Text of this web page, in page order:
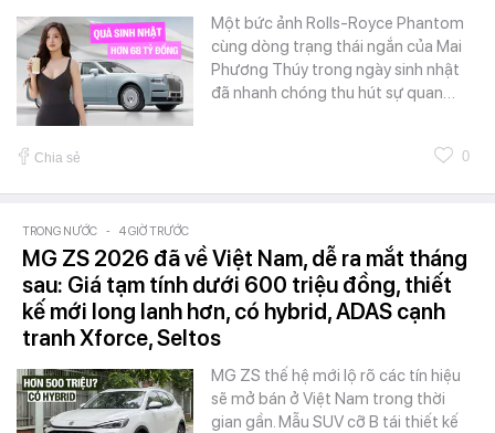
Một bức ảnh Rolls-Royce Phantom
cùng dòng trạng thái ngắn của Mai
Phương Thúy trong ngày sinh nhật
đã nhanh chóng thu hút sự quan…
Chia sẻ 0
TRONG NƯỚC - 4 GIỜ TRƯỚC
MG ZS 2026 đã về Việt Nam, dễ ra mắt tháng
sau: Giá tạm tính dưới 600 triệu đồng, thiết
kế mới long lanh hơn, có hybrid, ADAS cạnh
tranh Xforce, Seltos
MG ZS thế hệ mới lộ rõ các tín hiệu
sẽ mở bán ở Việt Nam trong thời
gian gần. Mẫu SUV cỡ B tái thiết kế